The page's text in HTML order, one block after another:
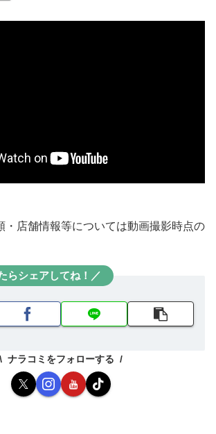
店舗情報等については動画撮影時点の
らシェアしてね！／
ナラコミをフォローする